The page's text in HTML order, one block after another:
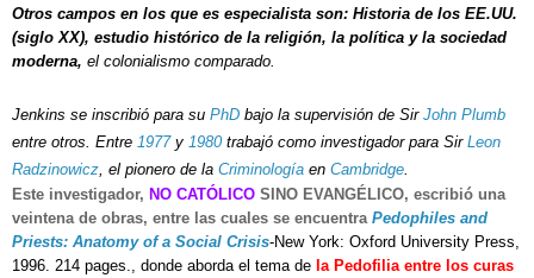
Otros campos en los que es especialista son: Historia de los EE.UU.
(siglo XX), estudio histórico de la religión, la política y la sociedad
moderna, el colonialismo comparado.
Jenkins se inscribió para su PhD bajo la supervisión de Sir John Plumb
entre otros. Entre 1977y 1980 trabajó como investigador para Sir Leon
Radzinowicz , el pionero de la Criminología en Cambridge
Este investigador, NO CATÓLICO SINO EVANGÉLICO, escribió una
veintena de obras, entre las cuales se encuentra Pedophiles and
Priests: Anatomy of a Social Crisis-New York: Oxford University Press,
1996. 214 pages., donde aborda el tema de la Pedofilia entre los curas